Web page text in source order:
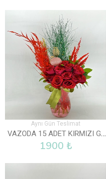
Aynı Gün Teslimat
VAZODA 15 ADET KIRMIZI GÜL
1900 ₺